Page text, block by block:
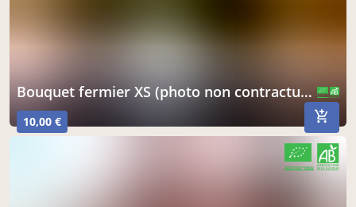
Bouquet fermier XS (photo non contractuelle)
10,00 €
CERTIFIÉ PAR FR-BIO-01
AGRICULTURE FRANCE